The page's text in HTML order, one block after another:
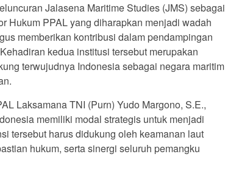
Jalasena Maritime Studies (JMS) sebagai
Hukum PPAL yang diharapkan menjadi wadah
memberikan kontribusi dalam pendampingan
kedua institusi tersebut merupakan
terwujudnya Indonesia sebagai negara maritim
Laksamana TNI (Purn) Yudo Margono, S.E.,
memiliki modal strategis untuk menjadi
tersebut harus didukung oleh keamanan laut
hukum, serta sinergi seluruh pemangku